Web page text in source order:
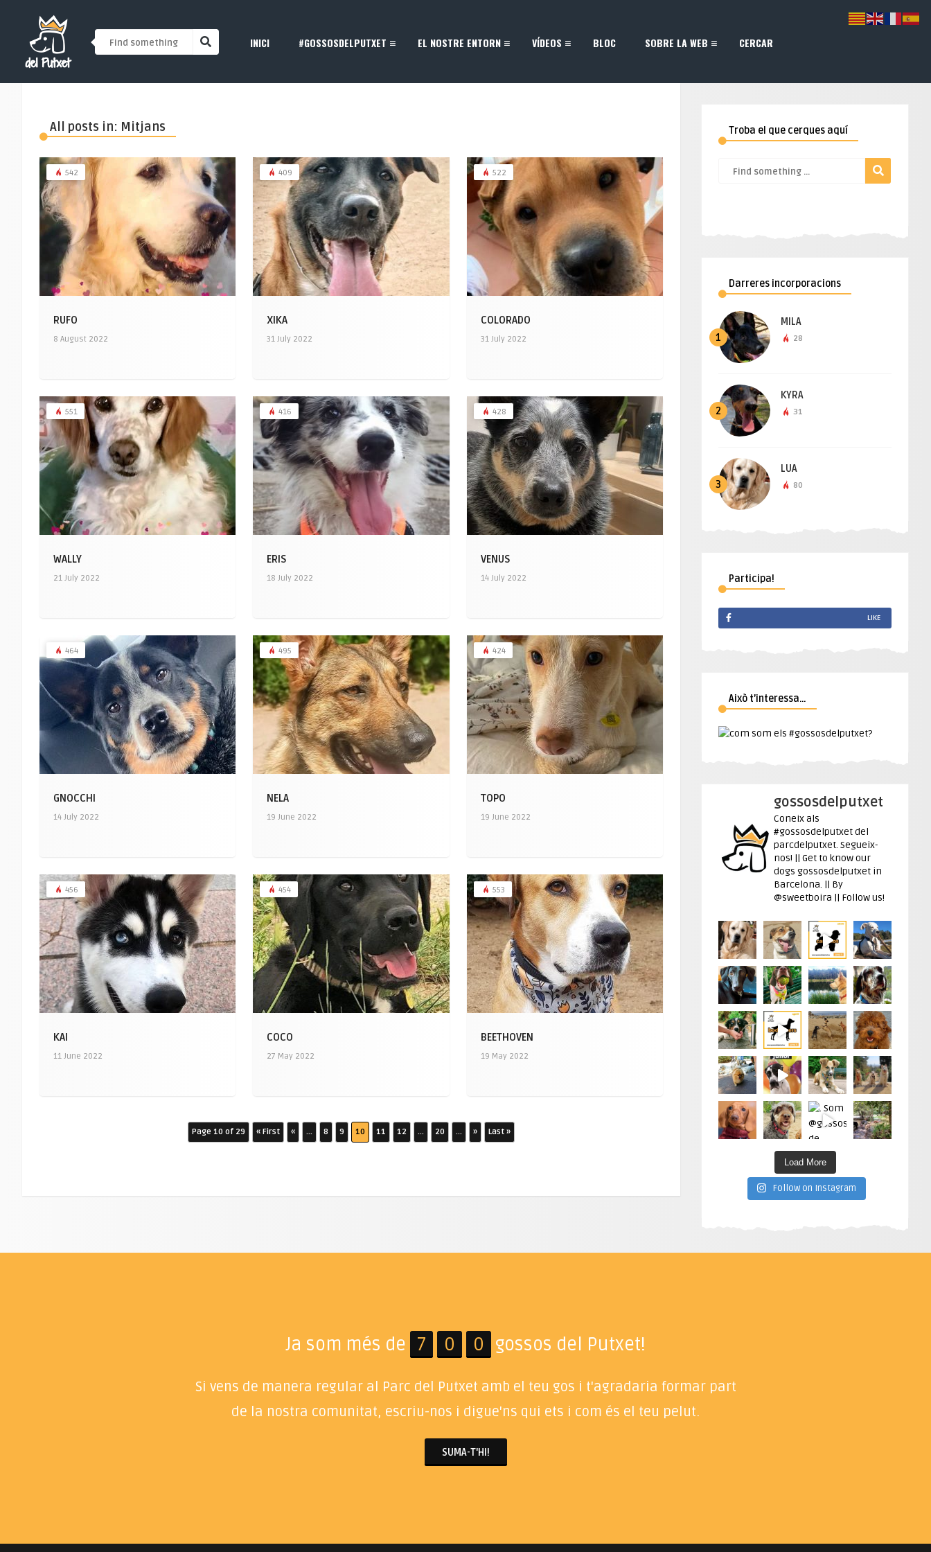
INICI #GOSSOSDELPUTXET EL NOSTRE ENTORN VÍDEOS BLOC SOBRE LA WEB CERCAR
All posts in: Mitjans
542
RUFO
8 August 2022
409
XIKA
31 July 2022
522
COLORADO
31 July 2022
551
WALLY
21 July 2022
416
ERIS
18 July 2022
428
VENUS
14 July 2022
464
GNOCCHI
14 July 2022
495
NELA
19 June 2022
424
TOPO
19 June 2022
456
KAI
11 June 2022
454
COCO
27 May 2022
553
BEETHOVEN
19 May 2022
Page 10 of 29 « First « ... 8 9 10 11 12 ... 20 ... » Last »
Troba el que cerques aquí
Darreres incorporacions
1
MILA
28
2
KYRA
31
3
LUA
80
Participa!
LIKE
Això t’interessa…
gossosdelputxet
Coneix als
#gossosdelputxet del
parcdelputxet. Segueix-
nos! || Get to know our
dogs gossosdelputxet in
Barcelona. || By
@sweetboira || Follow us!
Load More
Follow on Instagram
Ja som més de 7 0 0 gossos del Putxet!
Si vens de manera regular al Parc del Putxet amb el teu gos i t'agradaria formar part
de la nostra comunitat, escriu-nos i digue'ns qui ets i com és el teu pelut.
SUMA-T'HI!